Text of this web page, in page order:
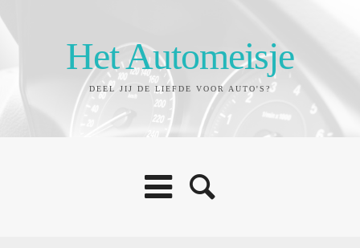
Het Automeisje
DEEL JIJ DE LIEFDE VOOR AUTO'S?